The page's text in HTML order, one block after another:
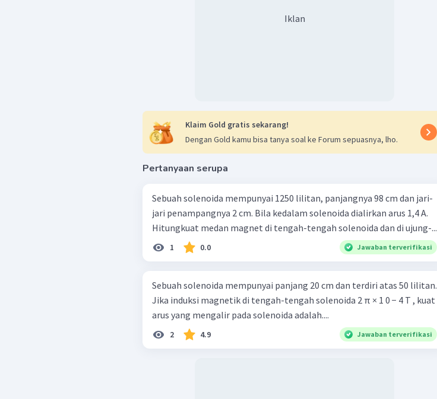
Iklan
Klaim Gold gratis sekarang!
Dengan Gold kamu bisa tanya soal ke Forum sepuasnya, lho.
Pertanyaan serupa
Sebuah solenoida mempunyai 1250 lilitan, panjangnya 98 cm dan jari-
jari penampangnya 2 cm. Bila kedalam solenoida dialirkan arus 1,4 A.
Hitungkuat medan magnet di tengah-tengah solenoida dan di ujung-...
1 0.0 Jawaban terverifikasi
Sebuah solenoida mempunyai panjang 20 cm dan terdiri atas 50 lilitan.
Jika induksi magnetik di tengah-tengah solenoida 2 π × 1 0 − 4 T , kuat
arus yang mengalir pada solenoida adalah....
2 4.9 Jawaban terverifikasi